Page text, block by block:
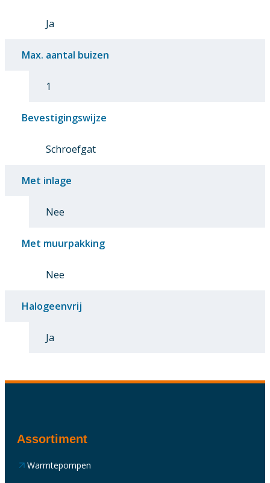
Ja
Max. aantal buizen
1
Bevestigingswijze
Schroefgat
Met inlage
Nee
Met muurpakking
Nee
Halogeenvrij
Ja
Assortiment
Warmtepompen